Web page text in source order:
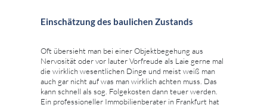
Einschätzung des baulichen Zustands
Oft übersieht man bei einer Objektbegehung aus
Nervosität oder vor lauter Vorfreude als Laie gerne mal
die wirklich wesentlichen Dinge und meist weiß man
auch gar nicht auf was man wirklich achten muss. Das
kann schnell als sog. Folgekosten dann teuer werden.
Ein professioneller Immobilienberater in Frankfurt hat